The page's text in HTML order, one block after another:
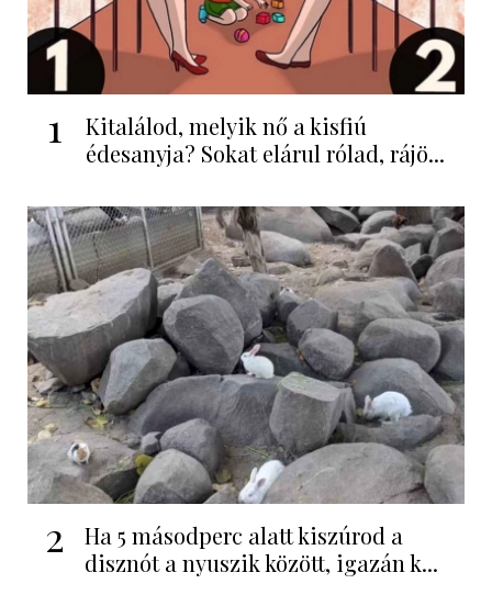
1
Kitalálod, melyik nő a kisfiú
édesanyja? Sokat elárul rólad, rájö...
2
Ha 5 másodperc alatt kiszúrod a
disznót a nyuszik között, igazán k...